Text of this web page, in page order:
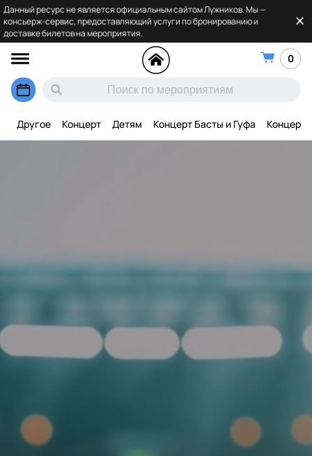
Данный ресурс не является официальным сайтом Лужников. Мы —
консьерж-сервис, предоставляющий услуги по бронированию и
доставке билетов на мероприятия.
0
Другое Концерт Детям Концерт Басты и Гуфа Концерт